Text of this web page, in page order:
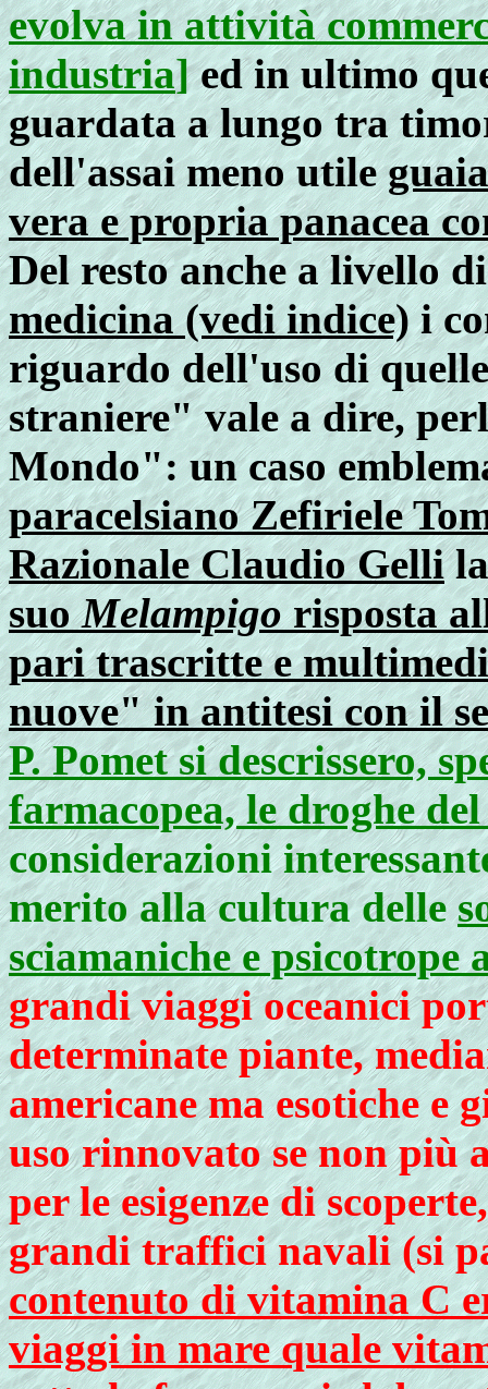
evolva in attività
industria]ed in ultimo
guardata a lungo tra
dell'assai meno utile
vera e propria panacea
Del resto anche a livello
medicina (vedi indice)i
riguardo dell'uso di
straniere" vale a dire,
Mondo": un caso
paracelsiano Zefiriele
Razionale Claudio Gelli
suoMelampigorisposta
pari trascritte e
nuove" in antitesi con il
P. Pomet si descrissero,
farmacopea, le droghe
considerazioni
merito alla cultura delle
sciamaniche e
grandi viaggi oceanici
determinate piante,
americane ma esotiche e
uso rinnovato se non più
per le esigenze di
grandi traffici navali (si
contenuto di vitamina C
viaggi in mare quale